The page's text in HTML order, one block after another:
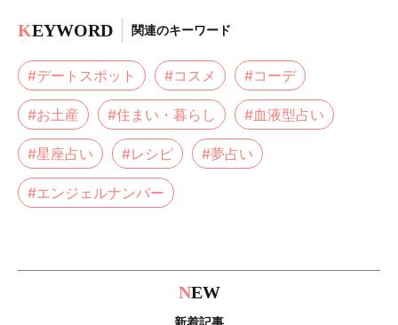
KEYWORD 関連のキーワード
#デートスポット #コスメ #コーデ
#お土産 #住まい・暮らし #血液型占い
#星座占い #レシピ #夢占い
#エンジェルナンバー
NEW
新着記事